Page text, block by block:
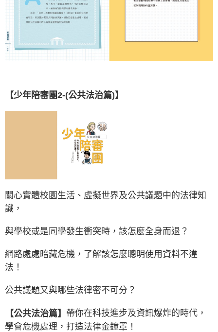
【少年陪審團2-(公共法治篇)】
關心實體校園生活、虛擬世界及公共議題中的法律知
識，
與學校或是同學發生衝突時，該怎麼全身而退？
網路處處暗藏危機，了解該怎麼聰明使用資料不違
法！
公共議題又與哪些法律密不可分？
【公共法治篇】 帶你在科技進步及資訊爆炸的時代，
學會危機處理，打造法律金鐘罩！